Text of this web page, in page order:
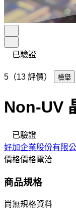
已驗證
5（13 評價） 檢舉
Non-UV
已驗證
好加企業股份有限
價格價格電洽
商品規格
尚無規格資料